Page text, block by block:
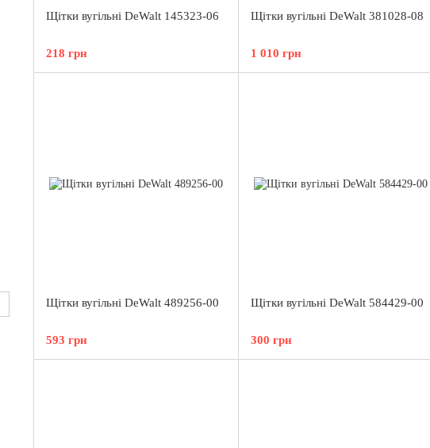
Щітки вугільні DeWalt 145323-06
218 грн
Щітки вугільні DeWalt 381028-08
1 010 грн
Щітки вугільні DeWalt 489256-00
593 грн
Щітки вугільні DeWalt 584429-00
300 грн